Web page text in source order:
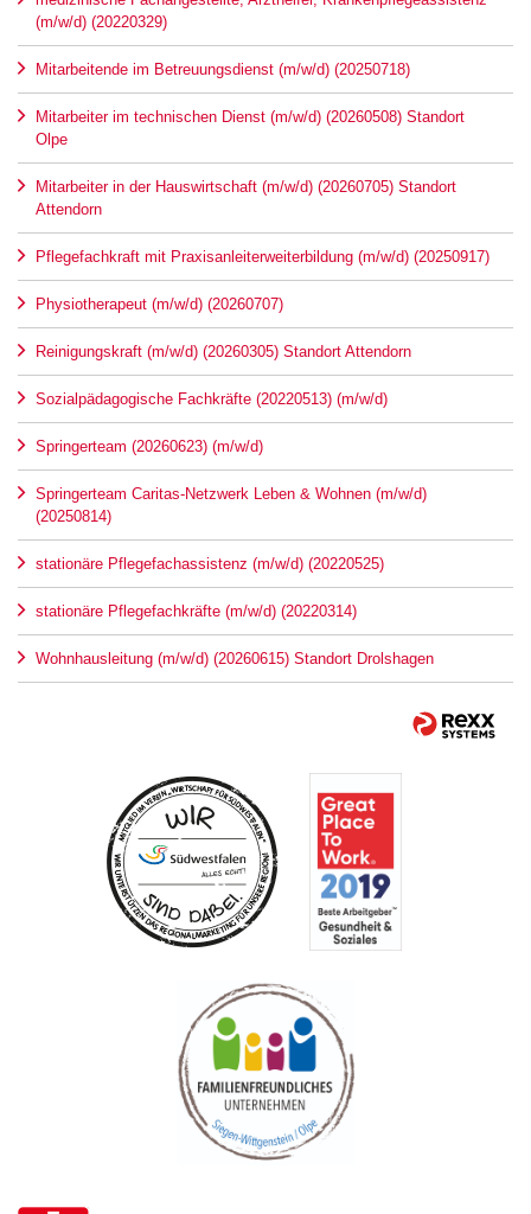
(m/w/d) (20220329)
Mitarbeitende im Betreuungsdienst (m/w/d) (20250718)
Mitarbeiter im technischen Dienst (m/w/d) (20260508) Standort
Olpe
Mitarbeiter in der Hauswirtschaft (m/w/d) (20260705) Standort
Attendorn
Pflegefachkraft mit Praxisanleiterweiterbildung (m/w/d) (20250917)
Physiotherapeut (m/w/d) (20260707)
Reinigungskraft (m/w/d) (20260305) Standort Attendorn
Sozialpädagogische Fachkräfte (20220513) (m/w/d)
Springerteam (20260623) (m/w/d)
Springerteam Caritas-Netzwerk Leben & Wohnen (m/w/d)
(20250814)
stationäre Pflegefachassistenz (m/w/d) (20220525)
stationäre Pflegefachkräfte (m/w/d) (20220314)
Wohnhausleitung (m/w/d) (20260615) Standort Drolshagen